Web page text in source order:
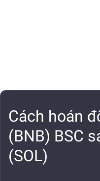
Cách hoán
(BNB) BSC
(SOL)